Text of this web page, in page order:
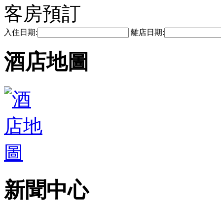
客房預訂
入住日期: 離店日期:
酒店地圖
新聞中心